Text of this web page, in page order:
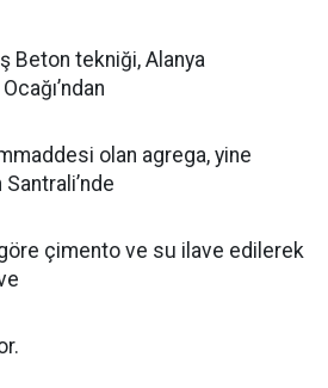
Beton tekniği, Alanya
olan agrega, yine
çimento ve su ilave edilerek